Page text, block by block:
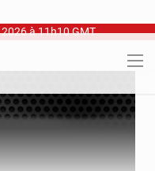
à 11h10 GMT